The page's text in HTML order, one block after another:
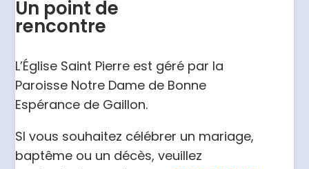
Un point de
rencontre
L’Église Saint Pierre est géré par la
Paroisse Notre Dame de Bonne
Espérance de Gaillon.
SI vous souhaitez célébrer un mariage,
baptême ou un décès, veuillez